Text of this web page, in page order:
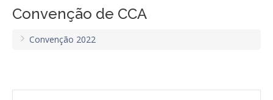
LITERATURA
PERGUNTAS E RESPOSTAS
Convenção de CCA
Convenção 2022